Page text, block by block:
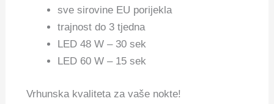
sve sirovine EU porijekla
trajnost do 3 tjedna
LED 48 W – 30 sek
LED 60 W – 15 sek
Vrhunska kvaliteta za vaše nokte!